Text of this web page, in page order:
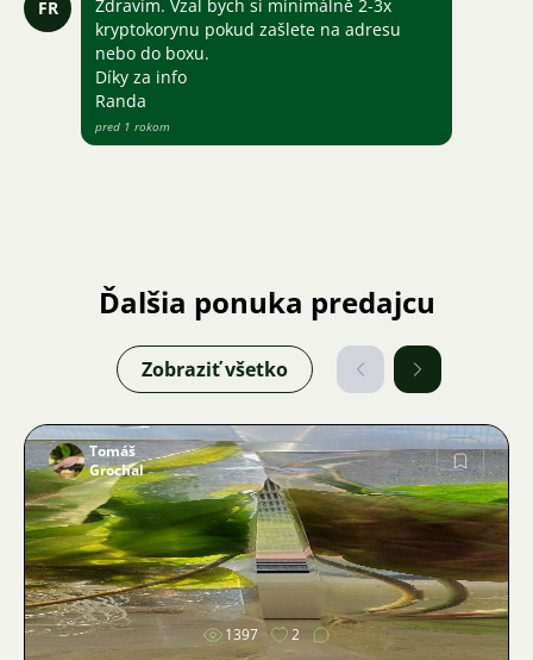
FR
Zdravím. Vzal bych si minimálně 2-3x
kryptokorynu pokud zašlete na adresu
nebo do boxu.
Díky za info
Randa
pred 1 rokom
Ďalšia ponuka predajcu
Zobraziť všetko
Obrázok
Tomáš
Grochal
1397 2